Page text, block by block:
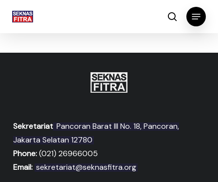
search
Menu
Sekretariat Pancoran Barat III No. 18, Pancoran,
Jakarta Selatan 12780
Phone:(021) 26966005
Email: sekretariat@seknasfitra.org